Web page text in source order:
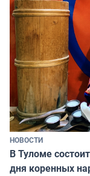
НОВОСТИ
В Туломе
дня коренных